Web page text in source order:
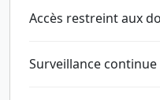
Accès restreint aux
Surveillance